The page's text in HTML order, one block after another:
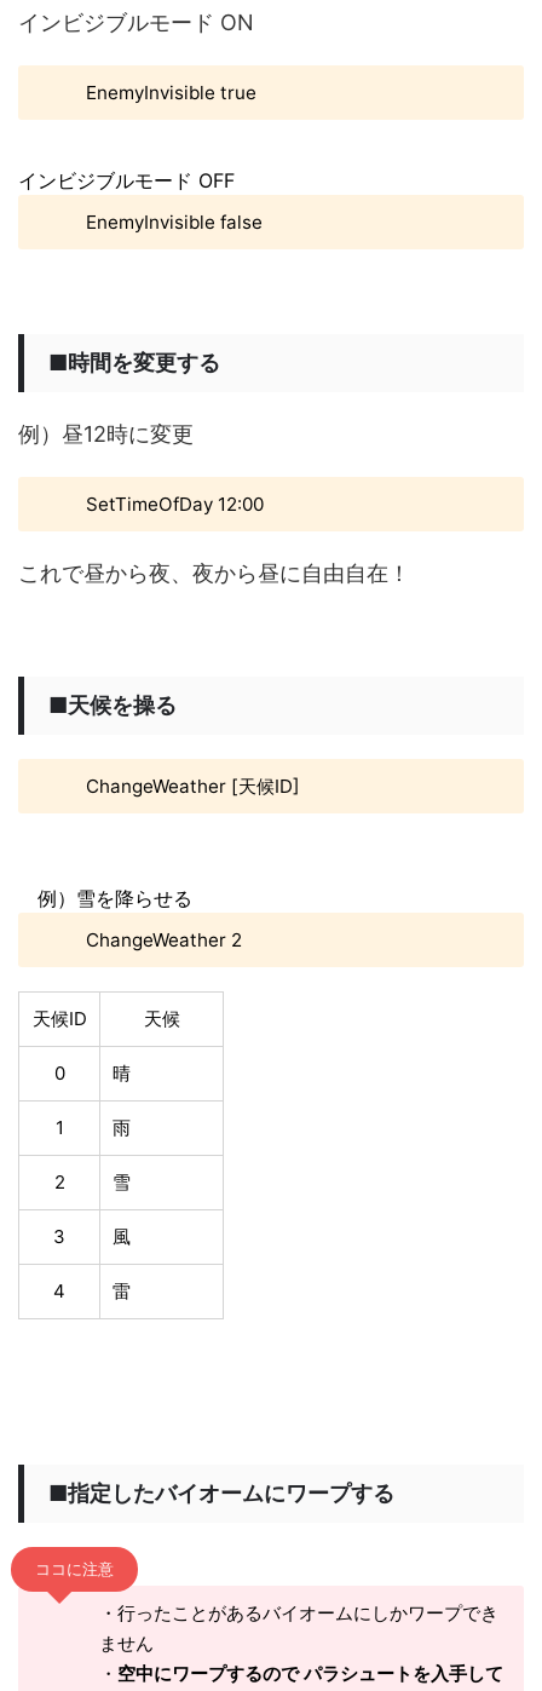
インビジブルモード ON
EnemyInvisible true
インビジブルモード OFF
EnemyInvisible false
■時間を変更する
例）昼12時に変更
SetTimeOfDay 12:00
これで昼から夜、夜から昼に自由自在！
■天候を操る
ChangeWeather [天候ID]
例）雪を降らせる
ChangeWeather 2
天候ID 天候
0 晴
1 雨
2 雪
3 風
4 雷
■指定したバイオームにワープする
ココに注意
・行ったことがあるバイオームにしかワープでき
ません
・ 空中にワープするので パラシュートを入手して